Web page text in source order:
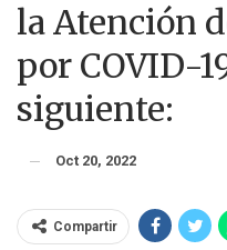
la Atención
por COVID-
siguiente:
Oct 20, 2022
Compartir